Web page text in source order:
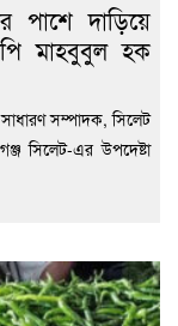
পাশে দাড়িয়ে
মাহবুবুল হক
সম্পাদক, সিলেট
সিলেট-এর উপদেষ্টা